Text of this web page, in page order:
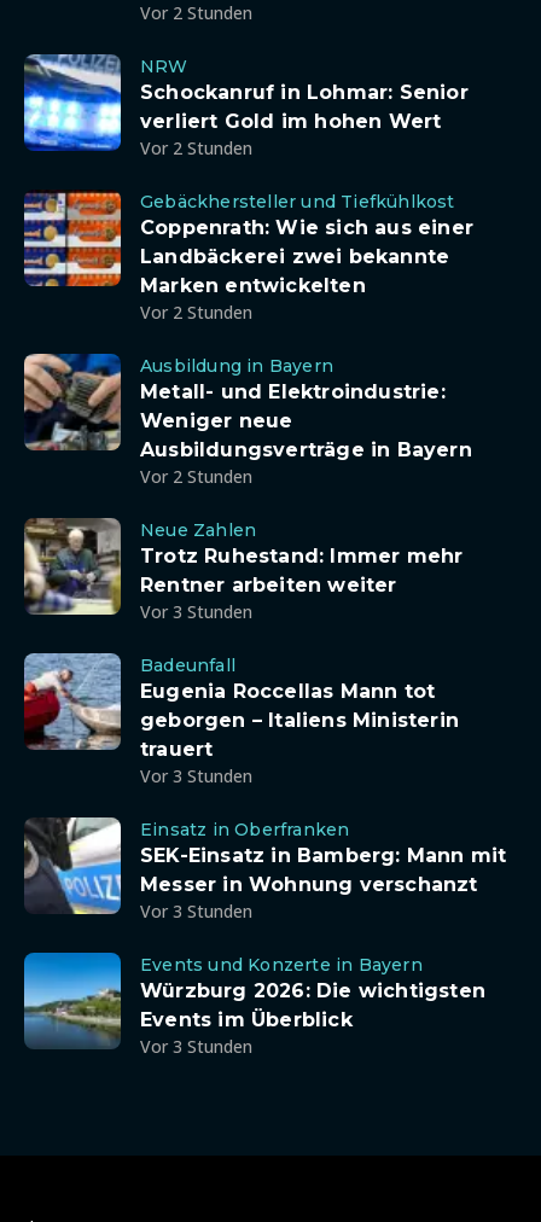
Vor 2 Stunden
NRW
Schockanruf in Lohmar: Senior
verliert Gold im hohen Wert
Vor 2 Stunden
Gebäckhersteller und Tiefkühlkost
Coppenrath: Wie sich aus einer
Landbäckerei zwei bekannte
Marken entwickelten
Vor 2 Stunden
Ausbildung in Bayern
Metall- und Elektroindustrie:
Weniger neue
Ausbildungsverträge in Bayern
Vor 2 Stunden
Neue Zahlen
Trotz Ruhestand: Immer mehr
Rentner arbeiten weiter
Vor 3 Stunden
Badeunfall
Eugenia Roccellas Mann tot
geborgen – Italiens Ministerin
trauert
Vor 3 Stunden
Einsatz in Oberfranken
SEK-Einsatz in Bamberg: Mann mit
Messer in Wohnung verschanzt
Vor 3 Stunden
Events und Konzerte in Bayern
Würzburg 2026: Die wichtigsten
Events im Überblick
Vor 3 Stunden